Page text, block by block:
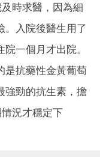
時求醫，因為細
。入院後醫生用了
一個月才出院。
是抗藥性金黃葡萄
強勁的抗生素，擔
況才穩定下